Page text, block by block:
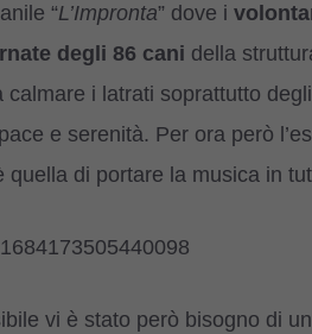
“L’Impronta” dove i
degli 86 cani della
i latrati soprattutto
e serenità. Per ora però
quella di portare la musica in
vi è stato però bisogno di